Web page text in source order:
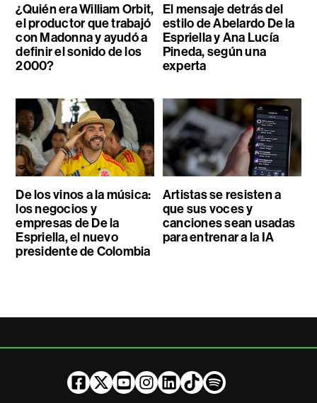
¿Quién era William Orbit,
el productor que trabajó
con Madonna y ayudó a
definir el sonido de los
2000?
El mensaje detrás del
estilo de Abelardo De la
Espriella y Ana Lucía
Pineda, según una
experta
De los vinos a la música:
los negocios y
empresas de De la
Espriella, el nuevo
presidente de Colombia
Artistas se resisten a
que sus voces y
canciones sean usadas
para entrenar a la IA